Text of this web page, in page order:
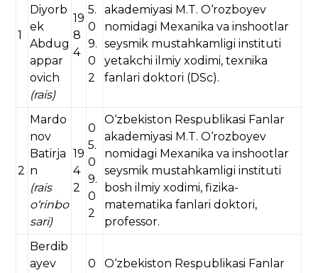
1
Diyorb
ek
Abdug
appar
ovich
(rais)
19
8
4
5.
0
9.
0
2
akademiyasi M.T. O‘rozboyev
nomidagi Mexanika va inshootlar
seysmik mustahkamligi instituti
yetakchi ilmiy xodimi, texnika
fanlari doktori (DSc).
2
Mardo
nov
Batirja
n
(rais
o‘rinbo
sari)
19
4
2
0
5.
0
9.
0
2
O‘zbekiston Respublikasi Fanlar
akademiyasi M.T. O‘rozboyev
nomidagi Mexanika va inshootlar
seysmik mustahkamligi instituti
bosh ilmiy xodimi, fizika-
matematika fanlari doktori,
professor.
Berdib
ayev
0
O‘zbekiston Respublikasi Fanlar